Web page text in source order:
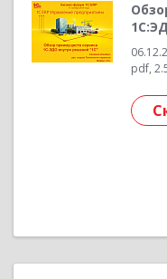
pdf,